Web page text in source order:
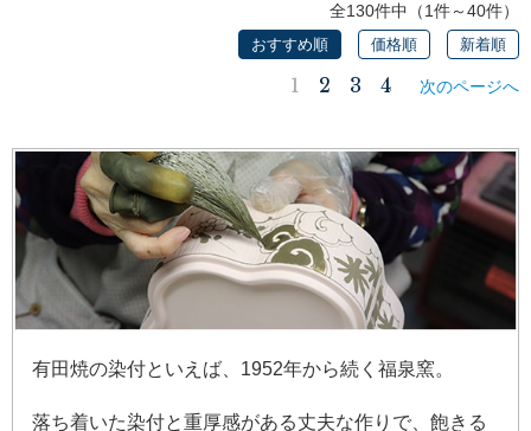
全130件中（1件～40件）
おすすめ順 価格順 新着順
1 2 3 4 次のページへ
有田焼の染付といえば、1952年から続く福泉窯。
落ち着いた染付と重厚感がある丈夫な作りで、飽きる